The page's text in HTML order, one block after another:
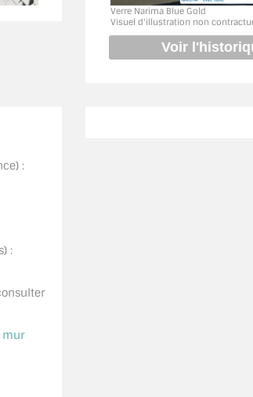
Verre Narima Blue Gold
Visuel d'illustration non
:
:
mur